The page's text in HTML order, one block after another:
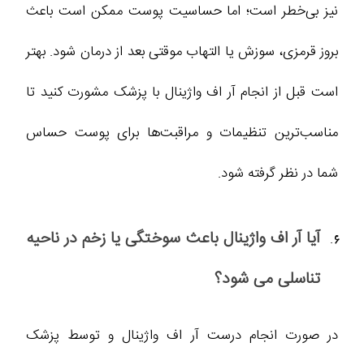
نیز بی‌خطر است؛ اما حساسیت پوست ممکن است باعث
بروز قرمزی، سوزش یا التهاب موقتی بعد از درمان شود. بهتر
است قبل از انجام آر اف واژینال با پزشک مشورت کنید تا
مناسب‌ترین تنظیمات و مراقبت‌ها برای پوست حساس
شما در نظر گرفته شود.
آیا آر اف واژینال باعث سوختگی یا زخم در ناحیه
تناسلی می‌ شود؟
در صورت انجام درست آر اف واژینال و توسط پزشک